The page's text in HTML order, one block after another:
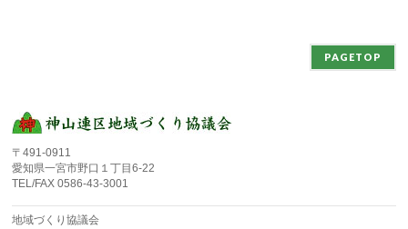
PAGETOP
〒491-0911
愛知県一宮市野口１丁目6-22
TEL/FAX 0586-43-3001
地域づくり協議会